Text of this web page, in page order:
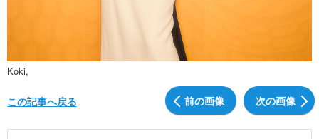
Koki,
前の画像 次の画像
この記事へ戻る